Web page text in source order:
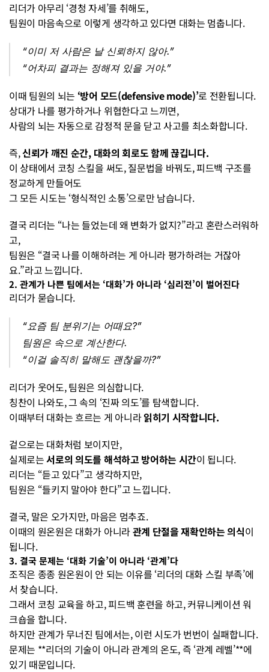
리더가 아무리 ‘경청 자세’를 취해도,
팀원이 마음속으로 이렇게 생각하고 있다면 대화는 멈춥니다.
“이미 저 사람은 날 신뢰하지 않아.”
“어차피 결과는 정해져 있을 거야.”
이때 팀원의 뇌는 ‘방어 모드(defensive mode)’로 전환됩니다.
상대가 나를 평가하거나 위협한다고 느끼면,
사람의 뇌는 자동으로 감정적 문을 닫고 사고를 최소화합니다.
즉, 신뢰가 깨진 순간, 대화의 회로도 함께 끊깁니다.
이 상태에서 코칭 스킬을 써도, 질문법을 바꿔도, 피드백 구조를
정교하게 만들어도
그 모든 시도는 ‘형식적인 소통’으로만 남습니다.
결국 리더는 “나는 들었는데 왜 변화가 없지?”라고 혼란스러워하
고,
팀원은 “결국 나를 이해하려는 게 아니라 평가하려는 거잖아
요.”라고 느낍니다.
2. 관계가 나쁜 팀에서는 ‘대화’가 아니라 ‘심리전’이 벌어진다
리더가 묻습니다.
“요즘 팀 분위기는 어때요?”
팀원은 속으로 계산한다.
“이걸 솔직히 말해도 괜찮을까?”
리더가 웃어도, 팀원은 의심합니다.
칭찬이 나와도, 그 속의 ‘진짜 의도’를 탐색합니다.
이때부터 대화는 흐르는 게 아니라 읽히기 시작합니다.
겉으로는 대화처럼 보이지만,
실제로는 서로의 의도를 해석하고 방어하는 시간이 됩니다.
리더는 “듣고 있다”고 생각하지만,
팀원은 “들키지 말아야 한다”고 느낍니다.
결국, 말은 오가지만, 마음은 멈추죠.
이때의 원온원은 대화가 아니라 관계 단절을 재확인하는 의식이
됩니다.
3. 결국 문제는 ‘대화 기술’이 아니라 ‘관계’다
조직은 종종 원온원이 안 되는 이유를 ‘리더의 대화 스킬 부족’에
서 찾습니다.
그래서 코칭 교육을 하고, 피드백 훈련을 하고, 커뮤니케이션 워
크숍을 합니다.
하지만 관계가 무너진 팀에서는, 이런 시도가 번번이 실패합니다.
문제는 **리더의 기술이 아니라 관계의 온도, 즉 ‘관계 레벨’**에
있기 때문입니다.